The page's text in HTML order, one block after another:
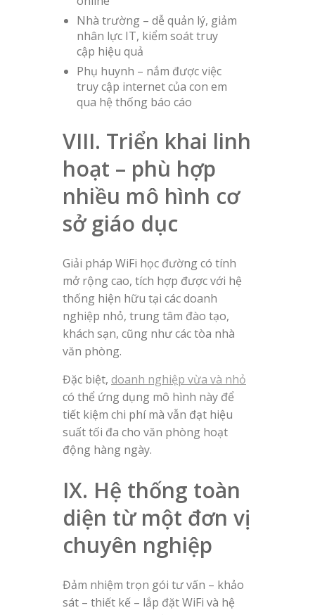
Nhà trường – dễ quản lý, giảm
nhân lực IT, kiểm soát truy
cập hiệu quả
Phụ huynh – nắm được việc
truy cập internet của con em
qua hệ thống báo cáo
VIII. Triển khai linh
hoạt – phù hợp
nhiều mô hình cơ
sở giáo dục
Giải pháp WiFi học đường có tính
mở rộng cao, tích hợp được với hệ
thống hiện hữu tại các doanh
nghiệp nhỏ, trung tâm đào tạo,
khách sạn, cũng như các tòa nhà
văn phòng.
Đặc biệt, doanh nghiệp vừa và nhỏ
có thể ứng dụng mô hình này để
tiết kiệm chi phí mà vẫn đạt hiệu
suất tối đa cho văn phòng hoạt
động hàng ngày.
IX. Hệ thống toàn
diện từ một đơn vị
chuyên nghiệp
Đảm nhiệm trọn gói tư vấn – khảo
sát – thiết kế – lắp đặt WiFi và hệ